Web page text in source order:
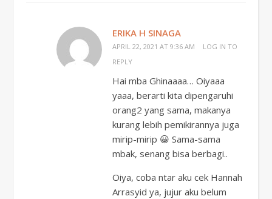
ERIKA H SINAGA
APRIL 22, 2021 AT 9:36 AM
LOG IN TO
REPLY
Hai mba Ghinaaaa… Oiyaaa
yaaa, berarti kita dipengaruhi
orang2 yang sama, makanya
kurang lebih pemikirannya juga
mirip-mirip 😀 Sama-sama
mbak, senang bisa berbagi..
Oiya, coba ntar aku cek Hannah
Arrasyid ya, jujur aku belum